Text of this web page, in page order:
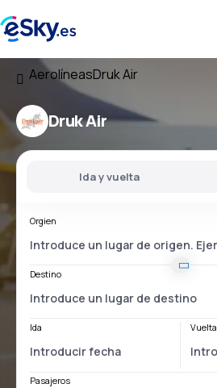
AerolíneasDruk Air
Druk Air
Ida y vuelta
Orgien
Destino
Ida Vuelta
Pasajeros